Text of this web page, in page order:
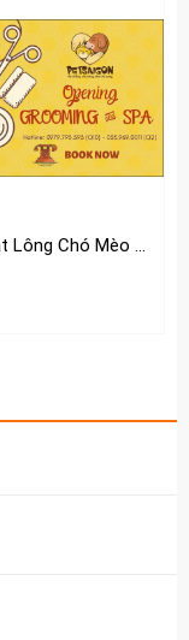
Tắm Cắt Lông Chó Mèo Dịch Vụ Lẻ Spa-Grooming